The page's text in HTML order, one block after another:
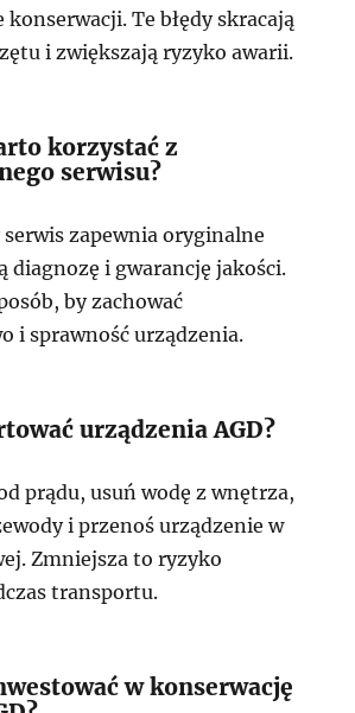
Te błędy skracają
i zwiększają ryzyko awarii.
korzystać z
serwisu?
zapewnia oryginalne
diagnozę i gwarancję jakości.
by zachować
i sprawność urządzenia.
urządzenia AGD?
prądu, usuń wodę z wnętrza,
i przenoś urządzenie w
Zmniejsza to ryzyko
transportu.
w konserwację